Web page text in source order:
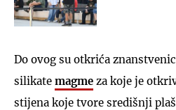
Do ovog su otkrića
silikate magme za koje je
stijena koje tvore središnji